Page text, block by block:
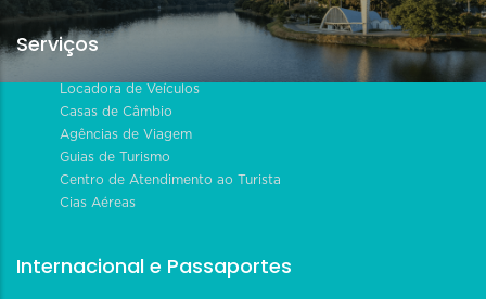
Serviços
Locadora de Veículos
Casas de Câmbio
Agências de Viagem
Guias de Turismo
Centro de Atendimento ao Turista
Cias Aéreas
Internacional e Passaportes